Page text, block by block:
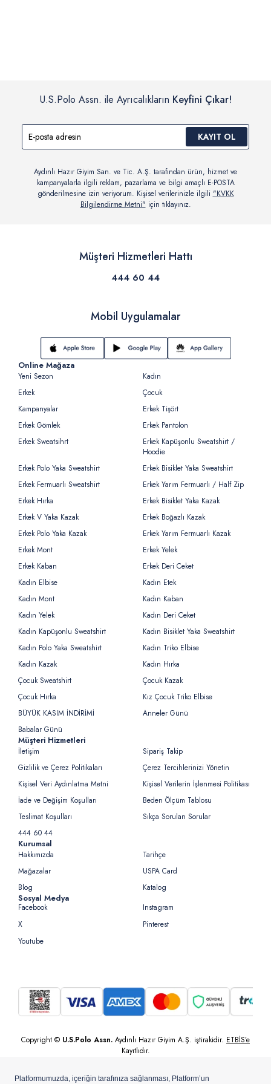
U.S.Polo Assn. ile Ayrıcalıkların Keyfini Çıkar!
KAYIT OL
Aydınlı Hazır Giyim San. ve Tic. A.Ş. tarafından ürün, hizmet ve
kampanyalarla ilgili reklam, pazarlama ve bilgi amaçlı E-POSTA
gönderilmesine izin veriyorum. Kişisel verilerinizle ilgili "KVKK
Bilgilendirme Metni" için tıklayınız.
Müşteri Hizmetleri Hattı
444 60 44
Mobil Uygulamalar
Online Mağaza
Yeni Sezon
Kadın
Erkek
Çocuk
Kampanyalar
Erkek Tişört
Erkek Gömlek
Erkek Pantolon
Erkek Sweatsihrt
Erkek Kapüşonlu Sweatshirt /
Hoodie
Erkek Polo Yaka Sweatshirt
Erkek Bisiklet Yaka Sweatshirt
Erkek Fermuarlı Sweatshirt
Erkek Yarım Fermuarlı / Half Zip
Erkek Hırka
Erkek Bisiklet Yaka Kazak
Erkek V Yaka Kazak
Erkek Boğazlı Kazak
Erkek Polo Yaka Kazak
Erkek Yarım Fermuarlı Kazak
Erkek Mont
Erkek Yelek
Erkek Kaban
Erkek Deri Ceket
Kadın Elbise
Kadın Etek
Kadın Mont
Kadın Kaban
Kadın Yelek
Kadın Deri Ceket
Kadın Kapüşonlu Sweatshirt
Kadın Bisiklet Yaka Sweatshirt
Kadın Polo Yaka Sweatshirt
Kadın Triko Elbise
Kadın Kazak
Kadın Hırka
Çocuk Sweatshirt
Çocuk Kazak
Çocuk Hırka
Kız Çocuk Triko Elbise
BÜYÜK KASIM İNDİRİMİ
Anneler Günü
Babalar Günü
Müşteri Hizmetleri
İletişim
Sipariş Takip
Gizlilik ve Çerez Politikaları
Çerez Tercihlerinizi Yönetin
Kişisel Veri Aydınlatma Metni
Kişisel Verilerin İşlenmesi Politikası
İade ve Değişim Koşulları
Beden Ölçüm Tablosu
Teslimat Koşulları
Sıkça Sorulan Sorular
444 60 44
Kurumsal
Hakkımızda
Tarihçe
Mağazalar
USPA Card
Blog
Katalog
Sosyal Medya
Facebook
Instagram
X
Pinterest
Youtube
Copyright © U.S.Polo Assn. Aydınlı Hazır Giyim A.Ş. iştirakidir. ETBİS’e
Kayıtlıdır.